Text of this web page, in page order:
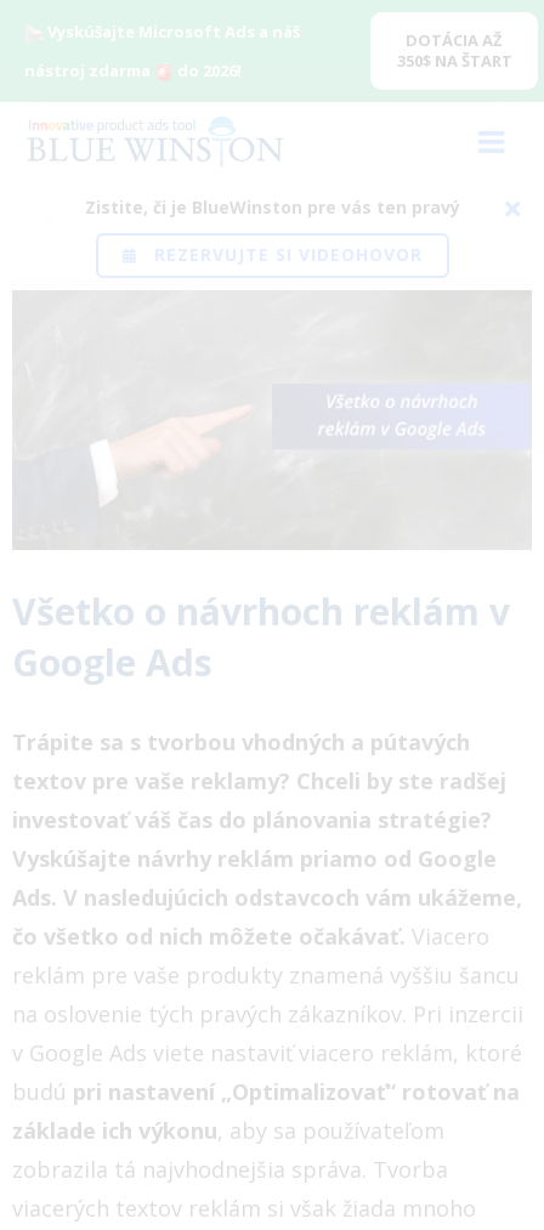
Vyskúšajte Microsoft Ads a náš
nástroj zdarma
do 2026!
DOTÁCIA AŽ
350$ NA ŠTART
Zistite, či je BlueWinston pre vás ten pravý
REZERVUJTE SI VIDEOHOVOR
Domov / Blog / Google Ads /
Všetko o návrhoch reklám v
Google Ads
View
Všetko o návrhoch reklám v
Google Ads
Trápite sa s tvorbou vhodných a pútavých
textov pre vaše reklamy? Chceli by ste radšej
investovať váš čas do plánovania stratégie?
Vyskúšajte návrhy reklám priamo od Google
Ads. V nasledujúcich odstavcoch vám ukážeme,
čo všetko od nich môžete očakávať. Viacero
reklám pre vaše produkty znamená vyššiu šancu
na oslovenie tých pravých zákazníkov. Pri inzercii
v Google Ads viete nastaviť viacero reklám, ktoré
budú pri nastavení „Optimalizovať“ rotovať na
základe ich výkonu, aby sa používateľom
zobrazila tá najvhodnejšia správa. Tvorba
viacerých textov reklám si však žiada mnoho